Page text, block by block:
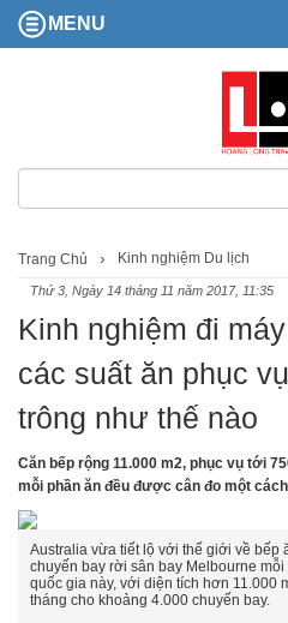
MENU
Trang Chủ Kinh nghiệm Du lịch
Thứ 3, Ngày 14 tháng 11 năm 2017, 11:35
Kinh nghiệm đi
các suất ăn phục
trông như thế nào
Căn bếp rộng 11.000 m2, phục vụ tới
mỗi phần ăn đều được cân đo một
Australia vừa tiết lộ với thế giới về bếp
chuyến bay rời sân bay Melbourne
quốc gia này, với diện tích hơn 11.000
tháng cho khoảng 4.000 chuyến bay.